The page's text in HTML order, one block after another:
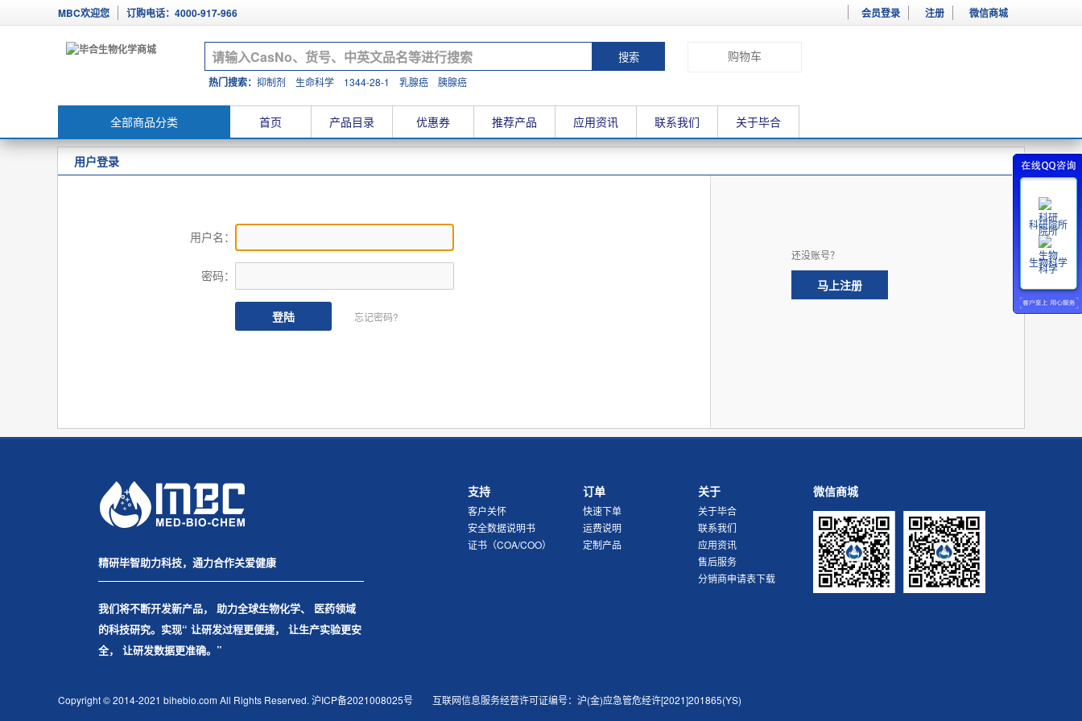
科研院所
生物科学
MBC欢迎您 订购电话：4000-917-966 会员登录 注册 微信商城
热门搜索： 抑制剂 生命科学 1344-28-1 乳腺癌 胰腺癌
购物车
全部商品分类 首页 产品目录 优惠券 推荐产品 应用资讯 联系我们 关于毕合
用户登录
用户名：
密码：
忘记密码?
还没账号？
马上注册
精研毕智助力科技，通力合作关爱健康
我们将不断开发新产品， 助力全球生物化学、 医药领域
的科技研究。实现“ 让研发过程更便捷， 让生产实验更安
全， 让研发数据更准确。”
支持
客户关怀
安全数据说明书
证书（COA/COO）
订单
快速下单
运费说明
定制产品
关于
关于毕合
联系我们
应用资讯
售后服务
分销商申请表下载
微信商城
Copyright © 2014-2021 bihebio.com All Rights Reserved. 沪ICP备2021008025号 互联网信息服务经营许可证编号：沪(金)应急管危经许[2021]201865(YS)